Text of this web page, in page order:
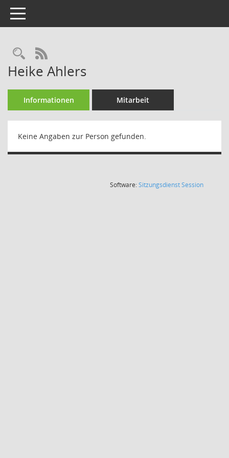
Toggle navigation
Rechercheauswahl
RSS-Feed
Heike Ahlers
Informationen Mitarbeit
Keine Angaben zur Person gefunden.
Software:SitzungsdienstSession(Wird in